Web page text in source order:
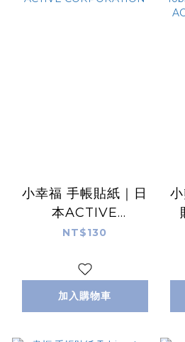
小幸福 手帳貼紙｜日
本ACTIVE
CORPORATION
NT$130
加入購物車